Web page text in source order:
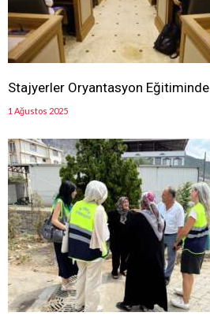
Stajyerler Oryantasyon Eğitiminde
1 Ağustos 2025